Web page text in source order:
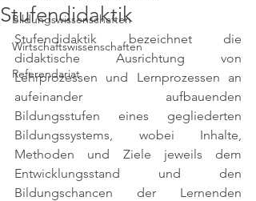
Bildungswissenschaften
Wirtschaftswissenschaften
Referendariat
Stufendidaktik
Stufendidaktik bezeichnet die
didaktische Ausrichtung von
Lehrprozessen und Lernprozessen an
aufeinander aufbauenden
Bildungsstufen eines gegliederten
Bildungssystems, wobei Inhalte,
Methoden und Ziele jeweils dem
Entwicklungsstand und den
Bildungschancen der Lernenden